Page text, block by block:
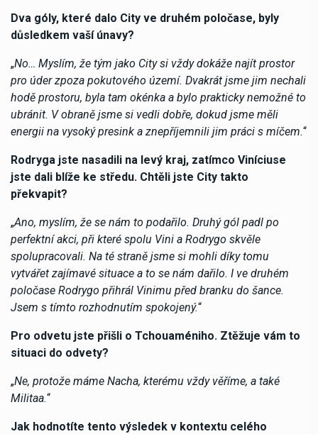
Dva góly, které dalo City ve druhém poločase, byly
důsledkem vaší únavy?
„No… Myslím, že tým jako City si vždy dokáže najít prostor
pro úder zpoza pokutového území. Dvakrát jsme jim nechali
hodě prostoru, byla tam okénka a bylo prakticky nemožné to
ubránit. V obraně jsme si vedli dobře, dokud jsme měli
energii na vysoký presink a znepříjemnili jim práci s míčem.“
Rodryga jste nasadili na levý kraj, zatímco Viníciuse
jste dali blíže ke středu. Chtěli jste City takto
překvapit?
„Ano, myslím, že se nám to podařilo. Druhý gól padl po
perfektní akci, při které spolu Vini a Rodrygo skvěle
spolupracovali. Na té straně jsme si mohli díky tomu
vytvářet zajímavé situace a to se nám dařilo. I ve druhém
poločase Rodrygo přihrál Vinimu před branku do šance.
Jsem s tímto rozhodnutím spokojený.“
Pro odvetu jste přišli o Tchouaméniho. Ztěžuje vám to
situaci do odvety?
„Ne, protože máme Nacha, kterému vždy věříme, a také
Militaa.“
Jak hodnotíte tento výsledek v kontextu celého